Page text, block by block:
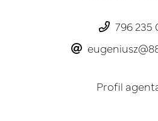
796 235
Profil